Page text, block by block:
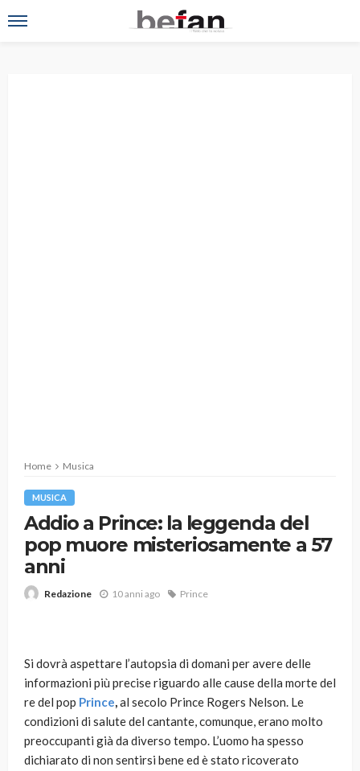
Home Musica
MUSICA
Addio a Prince: la leggenda del
pop muore misteriosamente a 57
anni
Redazione 10 anni ago Prince
Si dovrà aspettare l’autopsia di domani per avere delle
informazioni più precise riguardo alle cause della morte del
re del pop Prince,al secolo Prince Rogers Nelson. Le
condizioni di salute del cantante, comunque, erano molto
preoccupanti già da diverso tempo. L’uomo ha spesso
dichiarato di non sentirsi bene ed è stato ricoverato